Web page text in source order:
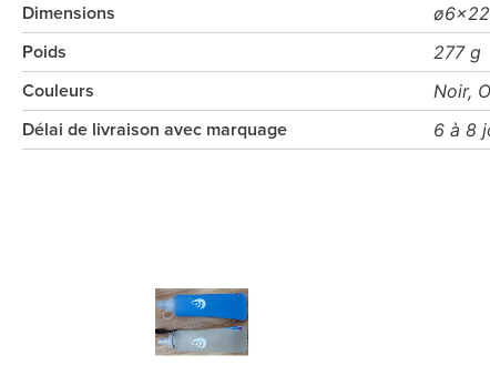
Dimensions
Poids 277 g
Couleurs Noir,
Délai de livraison avec marquage 6 à 8